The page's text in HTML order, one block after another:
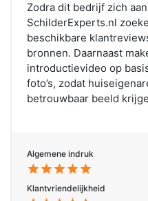
Zodra dit bedrijf zich
SchilderExperts.nl
beschikbare
bronnen. Daarnaast
introductievideo op
foto’s, zodat
betrouwbaar beeld
Algemene indruk
star star star star star
Klantvriendelijkheid